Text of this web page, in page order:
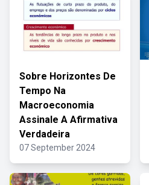
Sobre Horizontes De
Tempo Na
Macroeconomia
Assinale A Afirmativa
Verdadeira
07 September 2024